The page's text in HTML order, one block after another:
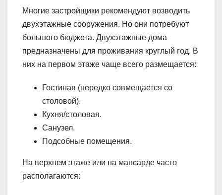
Многие застройщики рекомендуют возводить
двухэтажные сооружения. Но они потребуют
большого бюджета. Двухэтажные дома
предназначены для проживания круглый год. В
них на первом этаже чаще всего размещается:
Гостиная (нередко совмещается со
столовой).
Кухня/столовая.
Санузел.
Подсобные помещения.
На верхнем этаже или на мансарде часто
располагаются: